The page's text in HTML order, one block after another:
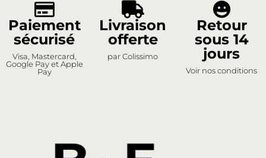

Paiement
sécurisé
Visa, Mastercard,
Google Pay et Apple
Pay

Livraison
offerte
par Colissimo

Retour
sous 14
jours
Voir nos conditions